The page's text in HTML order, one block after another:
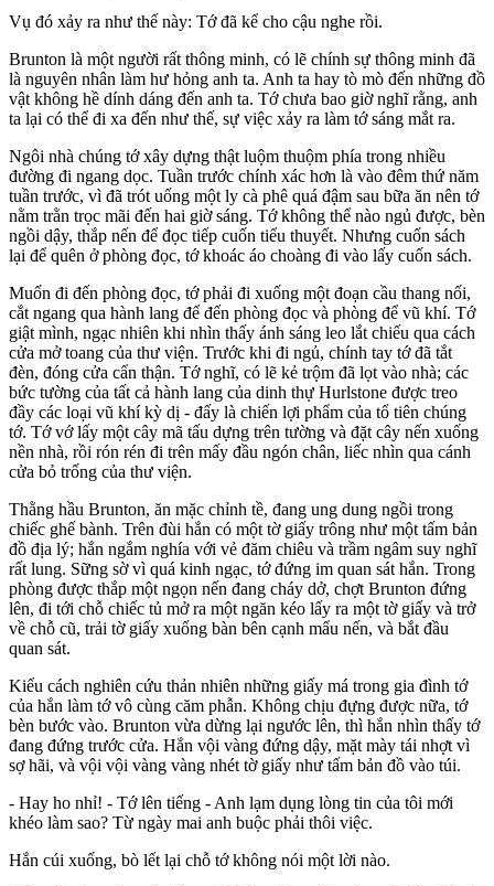
Vụ đó xảy ra như thế này: Tớ đã kể cho cậu nghe rồi.
Brunton là một người rất thông minh, có lẽ chính sự thông minh đã
là nguyên nhân làm hư hỏng anh ta. Anh ta hay tò mò đến những đồ
vật không hề dính dáng đến anh ta. Tớ chưa bao giờ nghĩ rằng, anh
ta lại có thể đi xa đến như thế, sự việc xảy ra làm tớ sáng mắt ra.
Ngôi nhà chúng tớ xây dựng thật luộm thuộm phía trong nhiều
đường đi ngang dọc. Tuần trước chính xác hơn là vào đêm thứ năm
tuần trước, vì đã trót uống một ly cà phê quá đậm sau bữa ăn nên tớ
nằm trằn trọc mãi đến hai giờ sáng. Tớ không thể nào ngủ được, bèn
ngồi dậy, thắp nến để đọc tiếp cuốn tiểu thuyết. Nhưng cuốn sách
lại để quên ở phòng đọc, tớ khoác áo choàng đi vào lấy cuốn sách.
Muốn đi đến phòng đọc, tớ phải đi xuống một đoạn cầu thang nối,
cắt ngang qua hành lang để đến phòng đọc và phòng để vũ khí. Tớ
giật mình, ngạc nhiên khi nhìn thấy ánh sáng leo lắt chiếu qua cách
cửa mở toang của thư viện. Trước khi đi ngủ, chính tay tớ đã tắt
đèn, đóng cửa cẩn thận. Tớ nghĩ, có lẽ kẻ trộm đã lọt vào nhà; các
bức tường của tất cả hành lang của dinh thự Hurlstone được treo
đầy các loại vũ khí kỳ dị - đấy là chiến lợi phẩm của tổ tiên chúng
tớ. Tớ vớ lấy một cây mã tấu dựng trên tường và đặt cây nến xuống
nền nhà, rồi rón rén đi trên mấy đầu ngón chân, liếc nhìn qua cánh
cửa bỏ trống của thư viện.
Thằng hầu Brunton, ăn mặc chỉnh tề, đang ung dung ngồi trong
chiếc ghế bành. Trên đùi hắn có một tờ giấy trông như một tấm bản
đồ địa lý; hắn ngắm nghía với vẻ đăm chiêu và trầm ngâm suy nghĩ
rất lung. Sững sờ vì quá kinh ngạc, tớ đứng im quan sát hắn. Trong
phòng được thắp một ngọn nến đang cháy dở, chợt Brunton đứng
lên, đi tới chỗ chiếc tủ mở ra một ngăn kéo lấy ra một tờ giấy và trở
về chỗ cũ, trải tờ giấy xuống bàn bên cạnh mẩu nến, và bắt đầu
quan sát.
Kiểu cách nghiên cứu thản nhiên những giấy má trong gia đình tớ
của hắn làm tớ vô cùng căm phẫn. Không chịu đựng được nữa, tớ
bèn bước vào. Brunton vừa dừng lại ngước lên, thì hắn nhìn thấy tớ
đang đứng trước cửa. Hắn vội vàng đứng dậy, mặt mày tái nhợt vì
sợ hãi, và vội vội vàng vàng nhét tờ giấy như tấm bản đồ vào túi.
- Hay ho nhỉ! - Tớ lên tiếng - Anh lạm dụng lòng tin của tôi mới
khéo làm sao? Từ ngày mai anh buộc phải thôi việc.
Hắn cúi xuống, bò lết lại chỗ tớ không nói một lời nào.